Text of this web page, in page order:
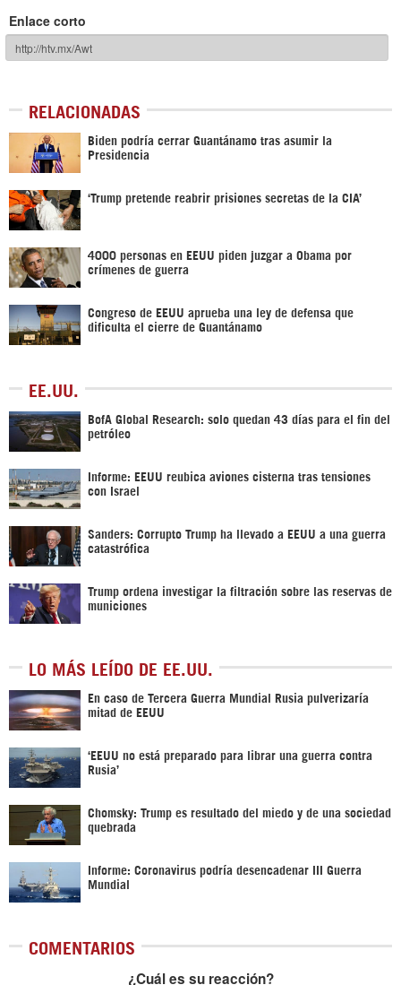
Enlace corto
RELACIONADAS
Biden podría cerrar Guantánamo tras asumir la
Presidencia
‘Trump pretende reabrir prisiones secretas de la CIA’
4000 personas en EEUU piden juzgar a Obama por
crímenes de guerra
Congreso de EEUU aprueba una ley de defensa que
dificulta el cierre de Guantánamo
EE.UU.
BofA Global Research: solo quedan 43 días para el fin del
petróleo
Informe: EEUU reubica aviones cisterna tras tensiones
con Israel
Sanders: Corrupto Trump ha llevado a EEUU a una guerra
catastrófica
Trump ordena investigar la filtración sobre las reservas de
municiones
LO MÁS LEÍDO DE EE.UU.
En caso de Tercera Guerra Mundial Rusia pulverizaría
mitad de EEUU
‘EEUU no está preparado para librar una guerra contra
Rusia’
Chomsky: Trump es resultado del miedo y de una sociedad
quebrada
Informe: Coronavirus podría desencadenar III Guerra
Mundial
COMENTARIOS